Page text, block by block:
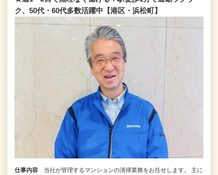
ク、50代・60代多数活躍中【港区・浜松町】
仕事内容
当社が管理するマンションの清掃業務をお任せします。 主に